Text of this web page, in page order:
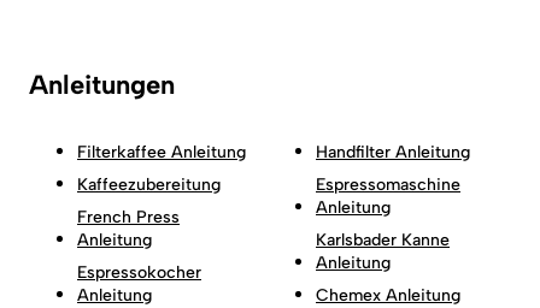
Anleitungen
Filterkaffee Anleitung
Kaffeezubereitung
French Press
Anleitung
Espressokocher
Anleitung
Handfilter Anleitung
Espressomaschine
Anleitung
Karlsbader Kanne
Anleitung
Chemex Anleitung